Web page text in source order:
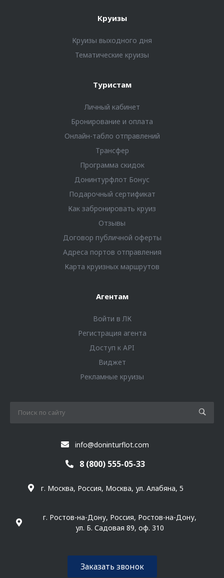
Круизы
Круизы выходного дня
Тематические круизы
Туристам
Личный кабинет
Бронирование и оплата
Онлайн-табло отправлений
Трансфер
Программа скидок
Донинтурфлот Бонус
Подарочный сертификат
Как забронировать круиз
Отзывы
Договор публичной оферты
Адреса портов отправления
Карта круизных маршрутов
Агентам
Войти в ЛК
Регистрация агента
Доступ к API
Виджет
Рекламные круизы
info@doninturflot.com
8 (800) 555-05-33
г. Москва, Россия, Москва, ул. Алабяна, 5
г. Ростов-на-Дону, Россия, Ростов-на-Дону,
ул. Б. Садовая 89, оф. 310
Заказать звонок